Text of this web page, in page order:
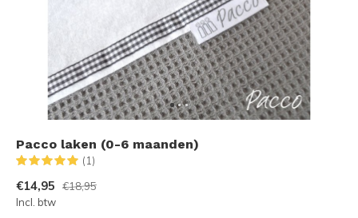
Pacco laken (0-6 maanden)
(1)
€14,95
€18,95
Incl. btw